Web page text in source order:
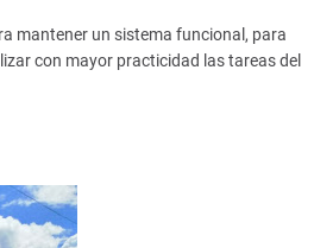
mantener un sistema funcional, para
con mayor practicidad las tareas del